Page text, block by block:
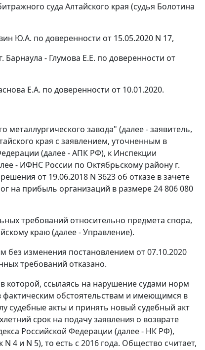
суда Алтайского края (судья Болотина
Ю.А. по доверенности от 15.05.2020 N 17,
- Глумова Е.Е. по доверенности от
Е.А. по доверенности от 10.01.2020.
завода" (далее - заявитель,
края с заявлением, уточненным в
(далее - АПК РФ), к Инспекции
- ИФНС России по Октябрьскому району г.
от 19.06.2018 N 3623 об отказе в зачете
на прибыль организаций в размере 24 806 080
требований относительно предмета спора,
краю (далее - Управление).
без изменения постановлением от 07.10.2020
требований отказано.
которой, ссылаясь на нарушение судами норм
фактическим обстоятельствам и имеющимся в
судебные акты и принять новый судебный акт
срок на подачу заявления о возврате
Российской Федерации (далее - НК РФ),
4 и N 5), то есть с 2016 года. Общество считает,